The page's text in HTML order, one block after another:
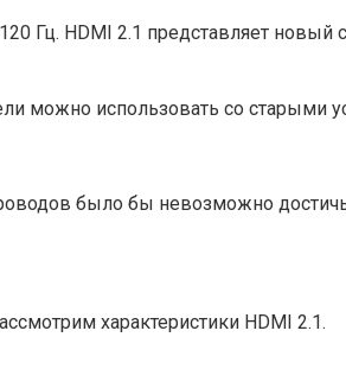
Гц. HDMI 2.1 представляет новый
можно использовать со старыми
было бы невозможно достичь
характеристики HDMI 2.1.